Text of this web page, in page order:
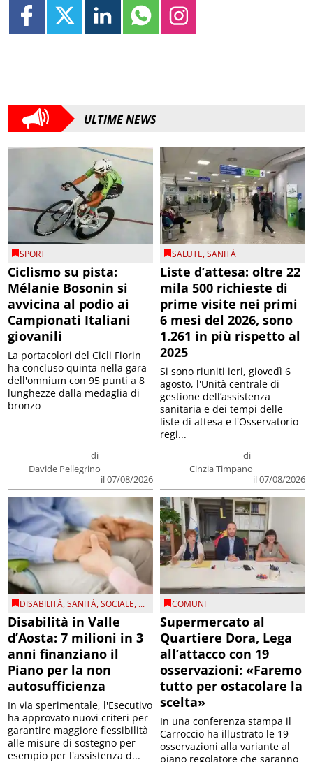
ULTIME NEWS
SPORT
Ciclismo su pista:
Mélanie Bosonin si
avvicina al podio ai
Campionati Italiani
giovanili
di
Davide Pellegrino
il 07/08/2026
La portacolori del Cicli Fiorin
ha concluso quinta nella gara
dell'omnium con 95 punti a 8
lunghezze dalla medaglia di
bronzo
SALUTE,SANITÀ
Liste d’attesa: oltre 22
mila 500 richieste di
prime visite nei primi
6 mesi del 2026, sono
1.261 in più rispetto al
2025
di
Cinzia Timpano
il 07/08/2026
Si sono riuniti ieri, giovedì 6
agosto, l'Unità centrale di
gestione dell’assistenza
sanitaria e dei tempi delle
liste di attesa e l'Osservatorio
regi...
DISABILITÀ,SANITÀ,SOCIALE, ...
Disabilità in Valle
d’Aosta: 7 milioni in 3
anni finanziano il
Piano per la non
autosufficienza
In via sperimentale, l'Esecutivo
ha approvato nuovi criteri per
garantire maggiore flessibilità
alle misure di sostegno per
esempio per l'assistenza d...
COMUNI
Supermercato al
Quartiere Dora, Lega
all’attacco con 19
osservazioni: «Faremo
tutto per ostacolare la
scelta»
In una conferenza stampa il
Carroccio ha illustrato le 19
osservazioni alla variante al
piano regolatore che saranno